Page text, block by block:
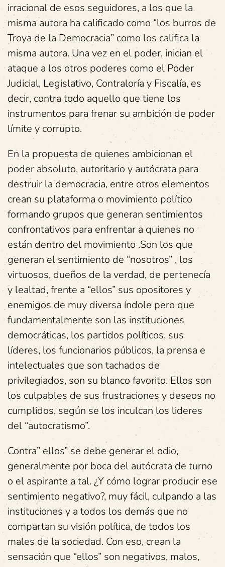
irracional de esos seguidores, a los que la
misma autora ha calificado como “los burros de
Troya de la Democracia” como los califica la
misma autora. Una vez en el poder, inician el
ataque a los otros poderes como el Poder
Judicial, Legislativo, Contraloría y Fiscalía, es
decir, contra todo aquello que tiene los
instrumentos para frenar su ambición de poder
límite y corrupto.
En la propuesta de quienes ambicionan el
poder absoluto, autoritario y autócrata para
destruir la democracia, entre otros elementos
crean su plataforma o movimiento político
formando grupos que generan sentimientos
confrontativos para enfrentar a quienes no
están dentro del movimiento .Son los que
generan el sentimiento de “nosotros” , los
virtuosos, dueños de la verdad, de pertenecía
y lealtad, frente a “ellos” sus opositores y
enemigos de muy diversa índole pero que
fundamentalmente son las instituciones
democráticas, los partidos políticos, sus
líderes, los funcionarios públicos, la prensa e
intelectuales que son tachados de
privilegiados, son su blanco favorito. Ellos son
los culpables de sus frustraciones y deseos no
cumplidos, según se los inculcan los lideres
del “autocratismo”.
Contra” ellos” se debe generar el odio,
generalmente por boca del autócrata de turno
o el aspirante a tal. ¿Y cómo lograr producir ese
sentimiento negativo?, muy fácil, culpando a las
instituciones y a todos los demás que no
compartan su visión política, de todos los
males de la sociedad. Con eso, crean la
sensación que “ellos” son negativos, malos,